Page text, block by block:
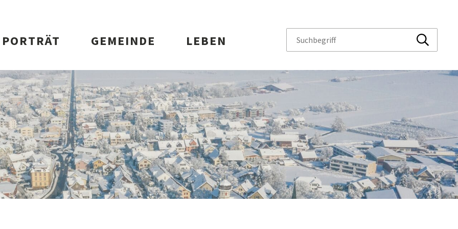
PORTRÄT GEMEINDE LEBEN
Suche